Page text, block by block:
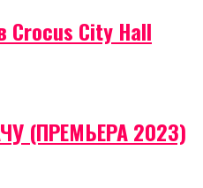
Crocus City Hall
(ПРЕМЬЕРА 2023)